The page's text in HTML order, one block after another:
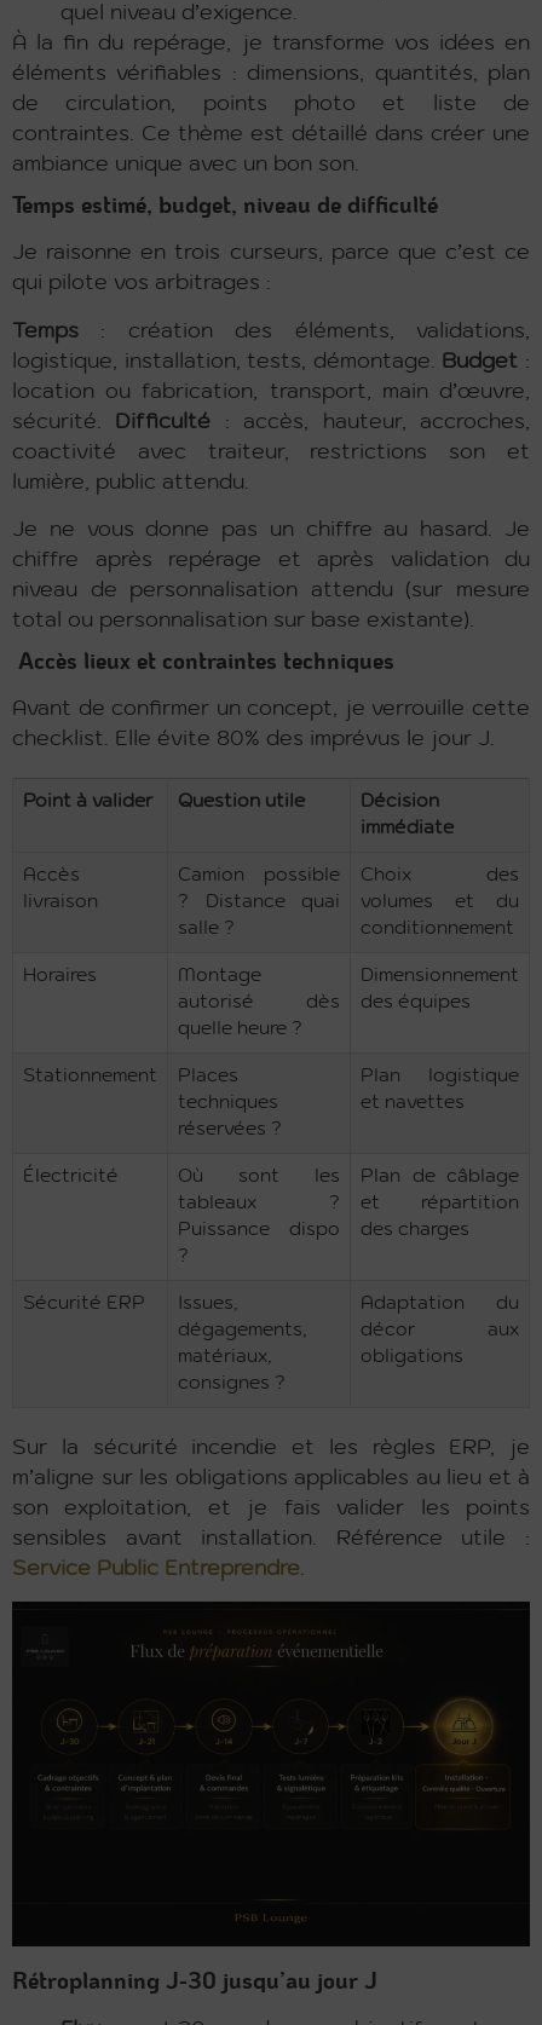
quel niveau d’exigence.
À la fin du repérage, je transforme vos idées en
éléments vérifiables : dimensions, quantités, plan
de circulation, points photo et liste de
contraintes. Ce thème est détaillé dans créer une
ambiance unique avec un bon son.
Temps estimé, budget, niveau de difficulté
Je raisonne en trois curseurs, parce que c’est ce
qui pilote vos arbitrages :
Temps : création des éléments, validations,
logistique, installation, tests, démontage.
Budget :
location ou fabrication, transport, main d’œuvre,
sécurité.
Difficulté : accès, hauteur, accroches,
coactivité avec traiteur, restrictions son et
lumière, public attendu.
Je ne vous donne pas un chiffre au hasard. Je
chiffre après repérage et après validation du
niveau de personnalisation attendu (sur mesure
total ou personnalisation sur base existante).
Accès lieux et contraintes techniques
Avant de confirmer un concept, je verrouille cette
checklist. Elle évite 80% des imprévus le jour J.
Point à valider Question utile
Décision
immédiate
Accès
livraison
Camion possible
? Distance quai
salle ?
Choix des
volumes et du
conditionnement
Horaires
Montage
autorisé dès
quelle heure ?
Dimensionnement
des équipes
Stationnement
Places
techniques
réservées ?
Plan logistique
et navettes
Électricité
Où sont les
tableaux ?
Puissance dispo
?
Plan de câblage
et répartition
des charges
Sécurité ERP
Issues,
dégagements,
matériaux,
consignes ?
Adaptation du
décor aux
obligations
Sur la sécurité incendie et les règles ERP, je
m’aligne sur les obligations applicables au lieu et à
son exploitation, et je fais valider les points
sensibles avant installation. Référence utile :
Service Public Entreprendre
Rétroplanning J-30 jusqu’au jour J